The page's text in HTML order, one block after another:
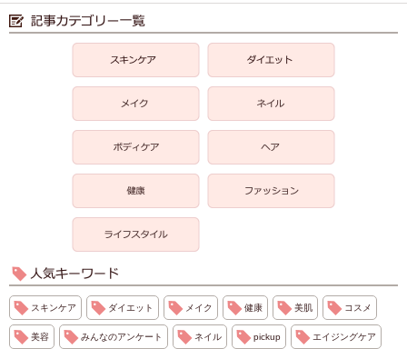
スキンケア ダイエット メイク 健康 美肌 コスメ
美容 みんなのアンケート ネイル pickup エイジングケア